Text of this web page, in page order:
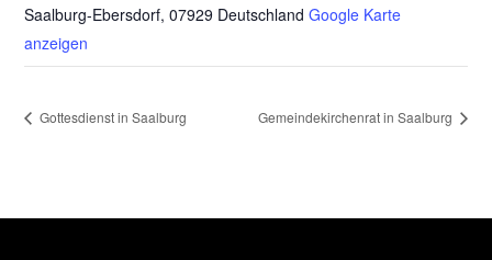
Saalburg-Ebersdorf, 07929 Deutschland Google Karte
anzeigen
Gottesdienst in Saalburg Gemeindekirchenrat in Saalburg